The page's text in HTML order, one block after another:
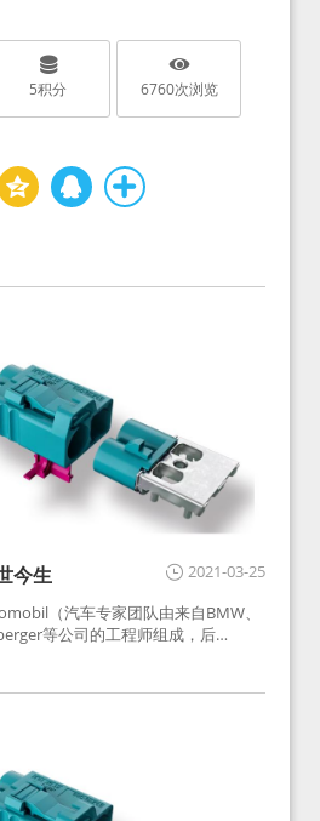
5积分 6760次浏览
2021-03-25
今生
（汽车专家团队由来自BMW、
等公司的工程师组成，后
务及技术在2010年并入
为BMW需求用于车载收音机天线连
车行业通用标准的射频连接器，被业